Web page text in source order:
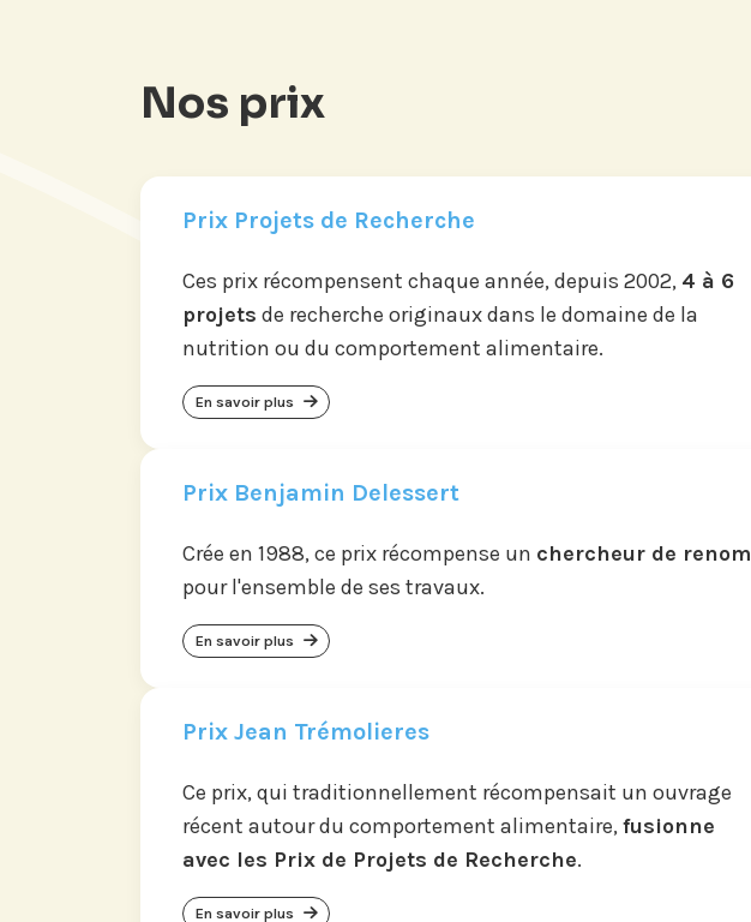
Nos prix
Prix Projets de Recherche
Ces prix récompensent chaque année, depuis 2002, 4 à 6
projets de recherche originaux dans le domaine de la
nutrition ou du comportement alimentaire.
En savoir plus
Prix Benjamin Delessert
Crée en 1988, ce prix récompense un chercheur de renom
pour l'ensemble de ses travaux.
En savoir plus
Prix Jean Trémolieres
Ce prix, qui traditionnellement récompensait un ouvrage
récent autour du comportement alimentaire,fusionne
avec les Prix de Projets de Recherche.
En savoir plus